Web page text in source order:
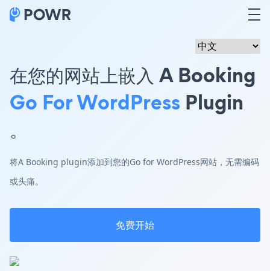
在您的网站上嵌入 A Booking
Go For WordPress Plugin
。
将A Booking plugin添加到您的Go for WordPress网站，无需编码
或头痛。
免费开始